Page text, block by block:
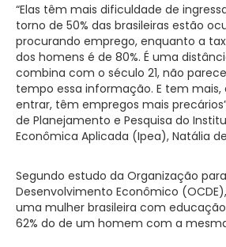
“Elas têm mais dificuldade de
torno de 50% das brasileiras estão
procurando emprego, enquanto a
dos homens é de 80%. É uma
combina com o século 21, não
tempo essa informação. E tem
entrar, têm empregos mais
de Planejamento e Pesquisa do
Econômica Aplicada (Ipea), Natália
Segundo estudo da Organização
Desenvolvimento Econômico
uma mulher brasileira com
62% do de um homem com a